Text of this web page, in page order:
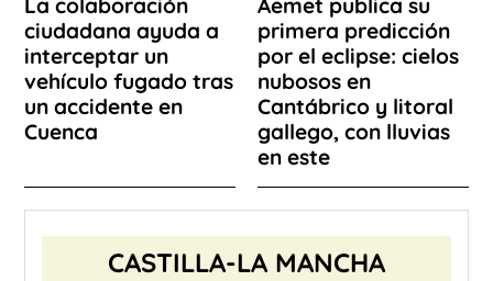
La colaboración
ciudadana ayuda a
interceptar un
vehículo fugado tras
un accidente en
Cuenca
Aemet publica su
primera predicción
por el eclipse: cielos
nubosos en
Cantábrico y litoral
gallego, con lluvias
en este
CASTILLA-LA MANCHA